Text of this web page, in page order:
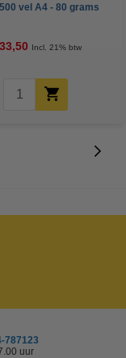
vel A4 - 80 grams
Incl. 21% btw
787123
uur